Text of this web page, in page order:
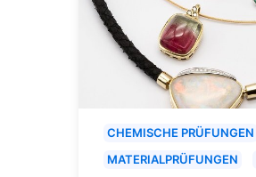
CHEMISCHE PRÜFUNGEN
MATERIALPRÜFUNGEN